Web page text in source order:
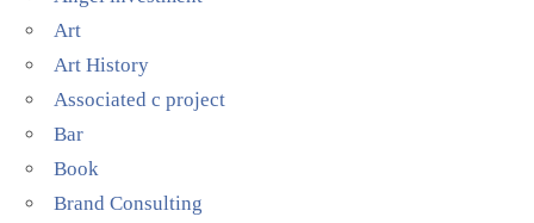
Art
Art History
Associated c project
Bar
Book
Brand Consulting